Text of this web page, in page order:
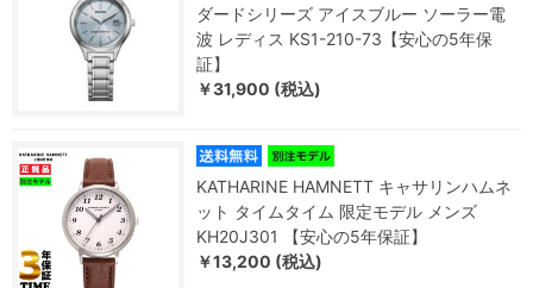
ダードシリーズ アイスブルー ソーラー電
波 レディス KS1-210-73【安心の5年保
証】
￥31,900 (税込)
KATHARINE HAMNETT キャサリンハムネ
ット タイムタイム 限定モデル メンズ
KH20J301 【安心の5年保証】
￥13,200 (税込)